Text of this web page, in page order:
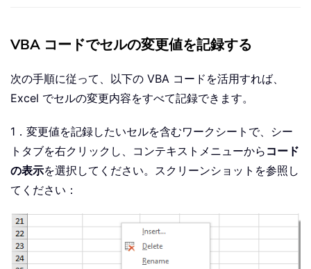
VBA コードでセルの変更値を記録する
次の手順に従って、以下の VBA コードを活用すれば、
Excel でセルの変更内容をすべて記録できます。
1．変更値を記録したいセルを含むワークシートで、シー
トタブを右クリックし、コンテキストメニューから コード
の表示を選択してください。スクリーンショットを参照し
てください：